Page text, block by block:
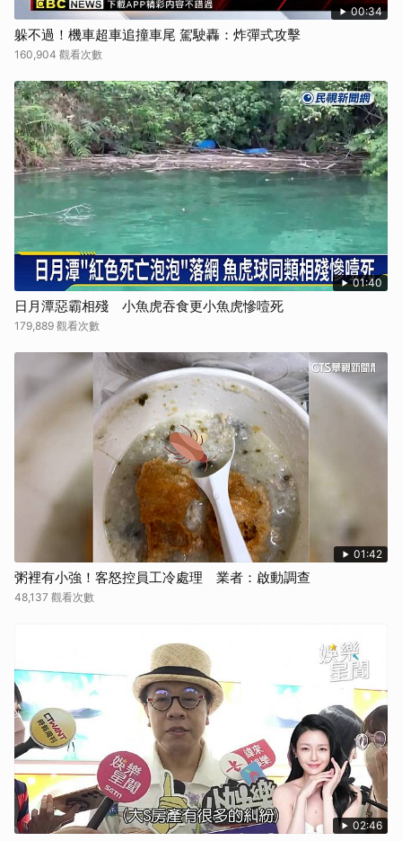
00:34
躲不過！機車超車追撞車尾 駕駛轟：炸彈式攻擊
160,904 觀看次數
01:40
日月潭惡霸相殘 小魚虎吞食更小魚虎慘噎死
179,889 觀看次數
01:42
粥裡有小強！客怒控員工冷處理 業者：啟動調查
48,137 觀看次數
02:46
取消